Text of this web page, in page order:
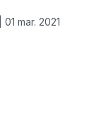
01 mar. 2021